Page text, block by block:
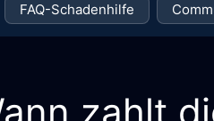
FAQ-Schadenhilfe
zahlt